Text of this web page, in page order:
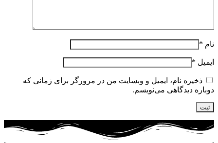
نام *
ایمیل *
ذخیره نام، ایمیل و وبسایت من در مرورگر برای زمانی که
دوباره دیدگاهی می‌نویسم.